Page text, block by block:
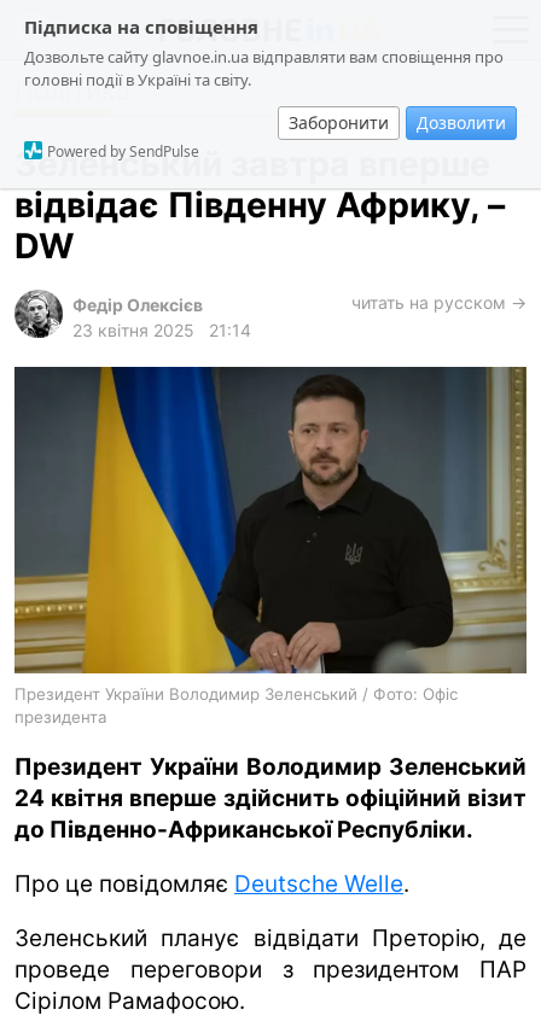
Підписка на сповіщення
Дозвольте сайту glavnoe.in.ua відправляти вам сповіщення про
головні події в Україні та світу.
Заборонити Дозволити
Powered by SendPulse
новини
про проєкт
суспільство
події
лонгріди
харків
архів
gambling
ua ru
Політика
Зеленський завтра вперше
відвідає Південну Африку, –
DW
Федір Олексієв
23 квітня 2025
21:14
читать на русском →
Президент України Володимир Зеленський / Фото: Офіс
президента
Президент України Володимир Зеленський
24 квітня вперше здійснить офіційний візит
до Південно-Африканської Республіки.
Про це повідомляє Deutsche Welle.
Зеленський планує відвідати Преторію, де
проведе переговори з президентом ПАР
Сірілом Рамафосою.